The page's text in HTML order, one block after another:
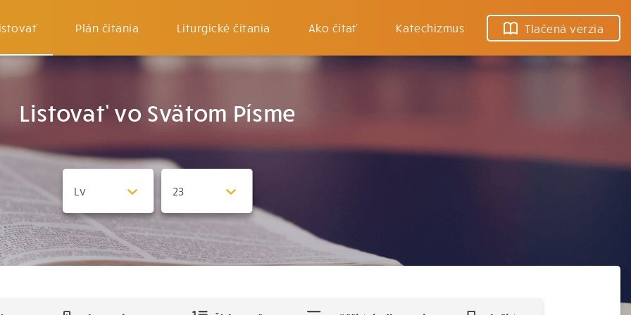
Plán čítania Liturgické čítania Ako čítať Katechizmus Tlačená verzia
Listovať vo Svätom Písme